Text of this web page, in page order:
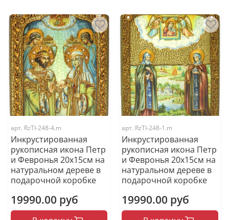
арт. RzTI-248-4.m
Инкрустированная
рукописная икона Петр
и Февронья 20х15см на
натуральном дереве в
подарочной коробке
19990.00 руб
арт. RzTI-248-1.m
Инкрустированная
рукописная икона Петр
и Февронья 20х15см на
натуральном дереве в
подарочной коробке
19990.00 руб